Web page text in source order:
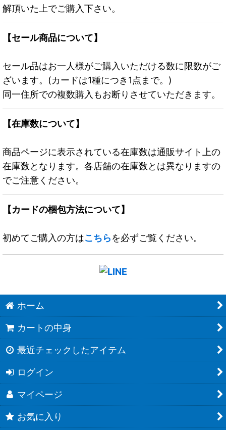
解頂いた上でご購入下さい。
【セール商品について】
セール品はお一人様がご購入いただける数に限数がご
ざいます。(カードは1種につき1点まで。)
同一住所での複数購入もお断りさせていただきます。
【在庫数について】
商品ページに表示されている在庫数は通販サイト上の
在庫数となります。各店舗の在庫数とは異なりますの
でご注意ください。
【カードの梱包方法について】
初めてご購入の方はこちらを必ずご覧ください。
ホーム
カートの中身
最近チェックしたアイテム
ログイン
マイページ
お気に入り